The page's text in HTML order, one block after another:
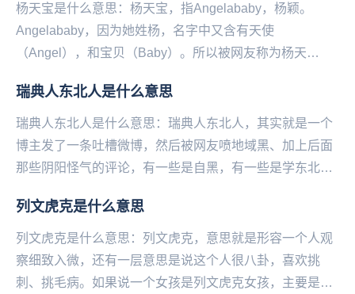
杨天宝是什么意思：杨天宝，指Angelababy，杨颖。
Angelababy，因为她姓杨，名字中又含有天使
（Angel），和宝贝（Baby）。所以被网友称为杨天
瑞典人东北人是什么意思
瑞典人东北人是什么意思：瑞典人东北人，其实就是一个
博主发了一条吐槽微博，然后被网友喷地域黑、加上后面
那些阴阳怪气的评论，有一些是自黑，有一些是学东北人
说...
列文虎克是什么意思
列文虎克是什么意思：列文虎克，意思就是形容一个人观
察细致入微，还有一层意思是说这个人很八卦，喜欢挑
刺、挑毛病。如果说一个女孩是列文虎克女孩，主要是形